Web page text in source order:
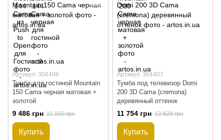
Артикул: 304408
Тумба для гостиной Mountain
150 Cama черная матовая +
золотой
9 486 грн 11 160 грн
Купить
Артикул: 304407
Тумба под телевизор Domi
200 3D Cama (cremona)
деревянный оттенок
11 754 грн 13 829 грн
Купить